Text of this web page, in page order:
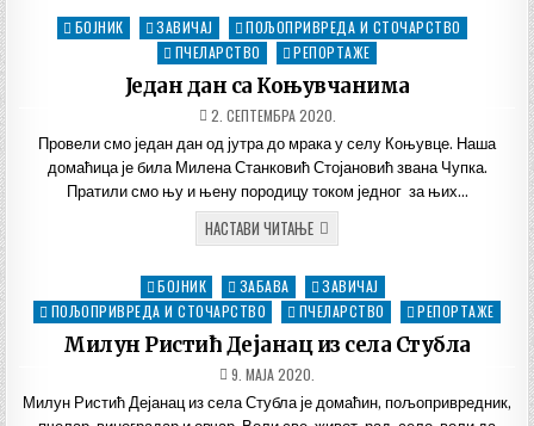
У
ПРОЛОМ
БАЊИ
Posted
БОЈНИК ЗАВИЧАЈ
ПОЉОПРИВРЕДА И СТОЧАРСТВО
ПЧЕЛАРСТВО
РЕПОРТАЖЕ
Један дан са Коњувчанима
ДАТУМ
ОБЈАВЉИВАЊА:
2. СЕПТЕМБРА 2020.
Провели смо један дан од јутра до мрака у селу Коњувце. Наша
домаћица је била Милена Станковић Стојановић звана Чупка.
Пратили смо њу и њену породицу током једног за њих…
НАСТАВИ ЧИТАЊЕЈЕДАН
ДАН
КОЊУВЧАНИМА
Posted
in
БОЈНИК ЗАБАВА
ЗАВИЧАЈ
ПОЉОПРИВРЕДА И СТОЧАРСТВО
ПЧЕЛАРСТВО РЕПОРТАЖЕ
Милун Ристић Дејанац из села Стубла
ДАТУМ
ОБЈАВЉИВАЊА:
9. МАЈА 2020.
Милун Ристић Дејанац из села Стубла је домаћин, пољопривредник,